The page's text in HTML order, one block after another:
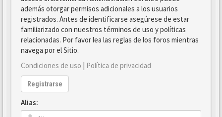
además otorgar permisos adicionales a los usuarios
registrados. Antes de identificarse asegúrese de estar
familiarizado con nuestros términos de uso y políticas
relacionadas. Por favor lea las reglas de los foros mientras
navega por el Sitio.
Condiciones de uso | Política de privacidad
Registrarse
Alias: